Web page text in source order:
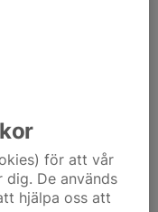
för att vår
De används
hjälpa oss att